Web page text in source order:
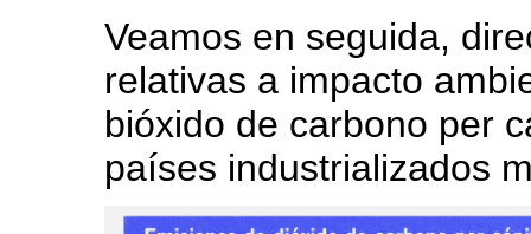
Veamos en seguida,
relativas a impacto
bióxido de carbono per
países industrializados